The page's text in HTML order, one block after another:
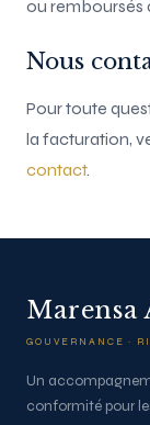
ou remboursés
Nous
Pour toute
la facturation,
contact.
Marensa
GOUVERNANCE ·
Un
conformité pour